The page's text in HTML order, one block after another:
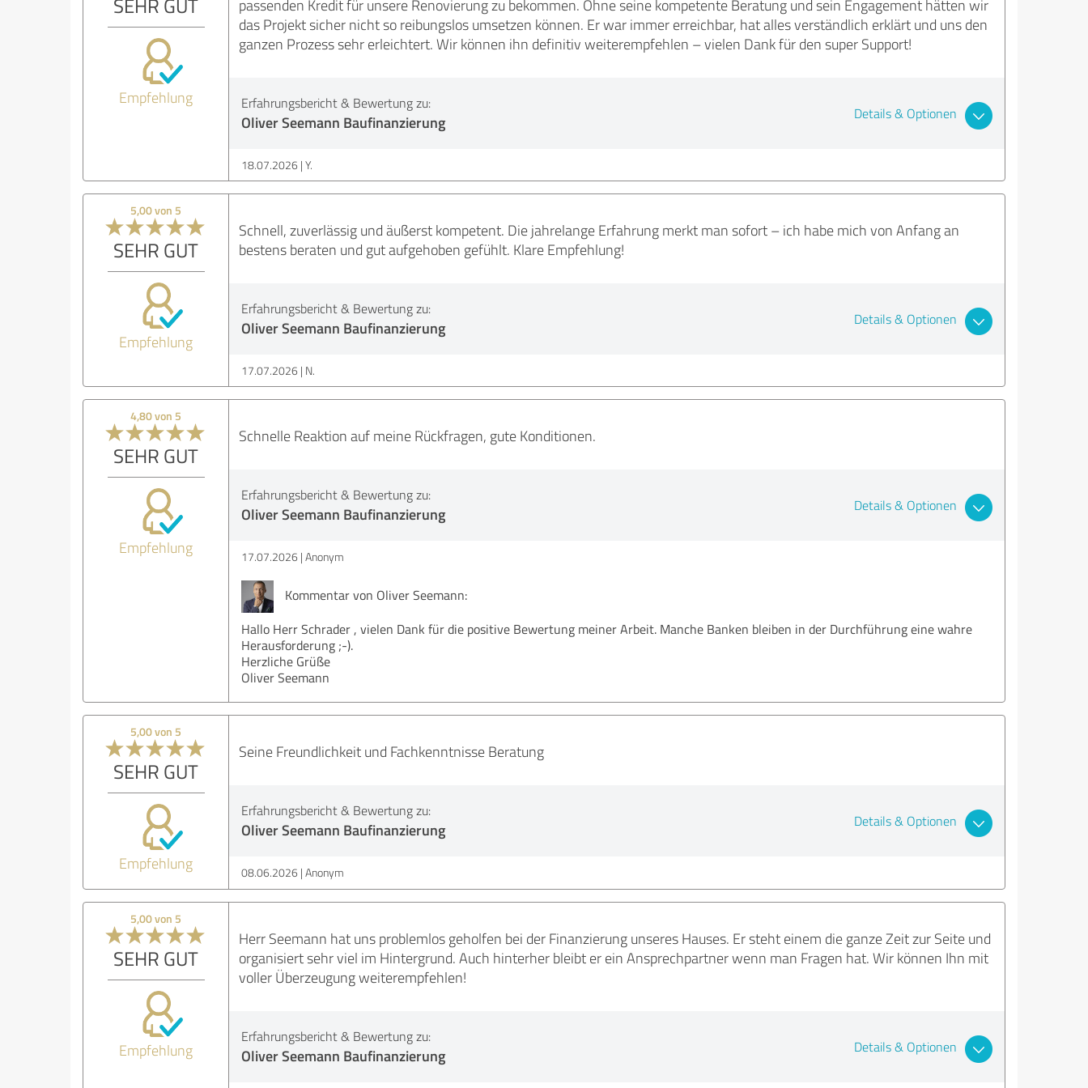
SEHR GUT
Empfehlung
passenden Kredit für unsere Renovierung zu bekommen. Ohne seine kompetente Beratung und sein Engagement hätten wir
das Projekt sicher nicht so reibungslos umsetzen können. Er war immer erreichbar, hat alles verständlich erklärt und uns den
ganzen Prozess sehr erleichtert. Wir können ihn definitiv weiterempfehlen – vielen Dank für den super Support!
Erfahrungsbericht & Bewertung zu:
Oliver Seemann Baufinanzierung Details & Optionen
18.07.2026 Y.
5,00 von 5
SEHR GUT
Empfehlung
Schnell, zuverlässig und äußerst kompetent. Die jahrelange Erfahrung merkt man sofort – ich habe mich von Anfang an
bestens beraten und gut aufgehoben gefühlt. Klare Empfehlung!
Erfahrungsbericht & Bewertung zu:
Oliver Seemann Baufinanzierung Details & Optionen
17.07.2026 N.
4,80 von 5
SEHR GUT
Empfehlung
Schnelle Reaktion auf meine Rückfragen, gute Konditionen.
Erfahrungsbericht & Bewertung zu:
Oliver Seemann Baufinanzierung Details & Optionen
17.07.2026 Anonym
Kommentar von Oliver Seemann:
Hallo Herr Schrader , vielen Dank für die positive Bewertung meiner Arbeit. Manche Banken bleiben in der Durchführung eine wahre
Herausforderung ;-).
Herzliche Grüße
Oliver Seemann
5,00 von 5
SEHR GUT
Empfehlung
Seine Freundlichkeit und Fachkenntnisse Beratung
Erfahrungsbericht & Bewertung zu:
Oliver Seemann Baufinanzierung Details & Optionen
08.06.2026 Anonym
5,00 von 5
SEHR GUT
Empfehlung
Herr Seemann hat uns problemlos geholfen bei der Finanzierung unseres Hauses. Er steht einem die ganze Zeit zur Seite und
organisiert sehr viel im Hintergrund. Auch hinterher bleibt er ein Ansprechpartner wenn man Fragen hat. Wir können Ihn mit
voller Überzeugung weiterempfehlen!
Erfahrungsbericht & Bewertung zu:
Oliver Seemann Baufinanzierung Details & Optionen